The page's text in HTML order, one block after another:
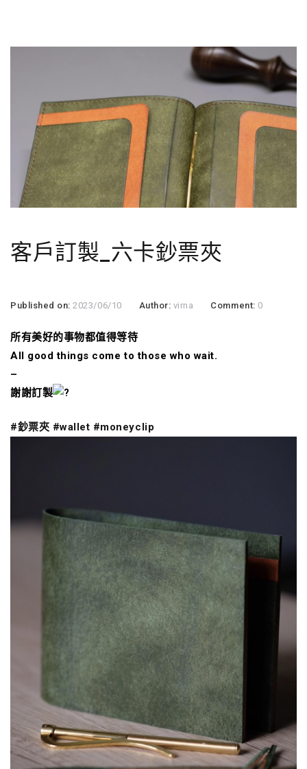
客戶訂製_六卡鈔票夾
Published on:2023/06/10 Author: virna Comment: 0
所有美好的事物都值得等待
All good things come to those who wait.
–
謝謝訂製
#鈔票夾 #wallet #moneyclip